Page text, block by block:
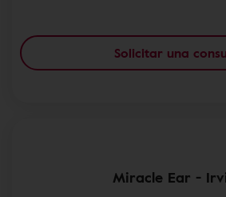
Solicitar una
Miracle Ear -